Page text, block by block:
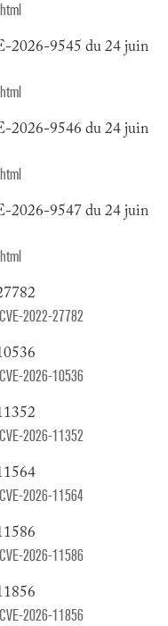
2026-9545 du 24 juin
2026-9546 du 24 juin
2026-9547 du 24 juin
2022-27782
2026-10536
2026-11352
2026-11564
2026-11586
2026-11856